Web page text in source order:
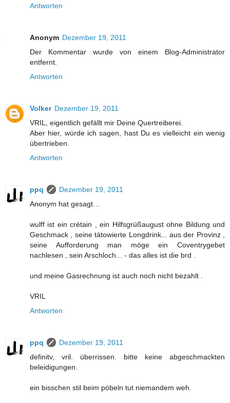
Antworten
Anonym Dezember 19, 2011
Der Kommentar wurde von einem Blog-Administrator
entfernt.
Antworten
Volker Dezember 19, 2011
VRIL, eigentlich gefällt mir Deine Quertreiberei.
Aber hier, würde ich sagen, hast Du es vielleicht ein wenig
übertrieben.
Antworten
ppq
Dezember 19, 2011
Anonym hat gesagt…
wulff ist ein crétain , ein Hilfsgrüßaugust ohne Bildung und
Geschmack , seine tätowierte Longdrink... aus der Provinz ,
seine Aufforderung man möge ein Coventrygebet
nachlesen , sein Arschloch... - das alles ist die brd .
und meine Gasrechnung ist auch noch nicht bezahlt .
VRIL
Antworten
ppq
Dezember 19, 2011
definitv, vril. überrissen. bitte keine abgeschmackten
beleidigungen.
ein bisschen stil beim pöbeln tut niemandem weh.